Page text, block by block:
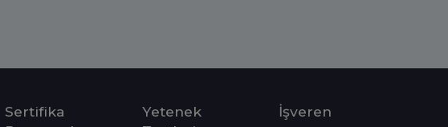
Sertifika
Yetenek
İşveren